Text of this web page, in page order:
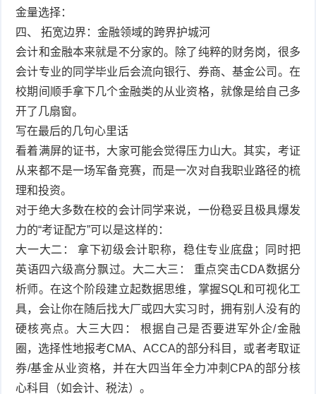
金量选择：
四、 拓宽边界：金融领域的跨界护城河
会计和金融本来就是不分家的。除了纯粹的财务岗，很多
会计专业的同学毕业后会流向银行、券商、基金公司。在
校期间顺手拿下几个金融类的从业资格，就像是给自己多
开了几扇窗。
写在最后的几句心里话
看着满屏的证书，大家可能会觉得压力山大。其实，考证
从来都不是一场军备竞赛，而是一次对自我职业路径的梳
理和投资。
对于绝大多数在校的会计同学来说，一份稳妥且极具爆发
力的“考证配方”可以是这样的：
大一大二： 拿下初级会计职称，稳住专业底盘；同时把
英语四六级高分飘过。大二大三： 重点突击CDA数据分
析师。在这个阶段建立起数据思维，掌握SQL和可视化工
具，会让你在随后找大厂或四大实习时，拥有别人没有的
硬核亮点。大三大四： 根据自己是否要进军外企/金融
圈，选择性地报考CMA、ACCA的部分科目，或者考取证
券/基金从业资格，并在大四当年全力冲刺CPA的部分核
心科目（如会计、税法）。